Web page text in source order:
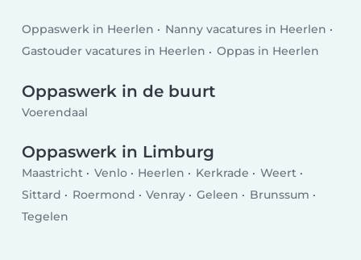
Oppaswerk in Heerlen
Nanny vacatures in Heerlen
Gastouder vacatures in Heerlen
Oppas in Heerlen
Oppaswerk in de buurt
Voerendaal
Oppaswerk in Limburg
Maastricht Venlo Heerlen Kerkrade
Weert
Sittard
Roermond Venray Geleen
Brunssum
Tegelen